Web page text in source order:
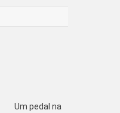
Um pedal na